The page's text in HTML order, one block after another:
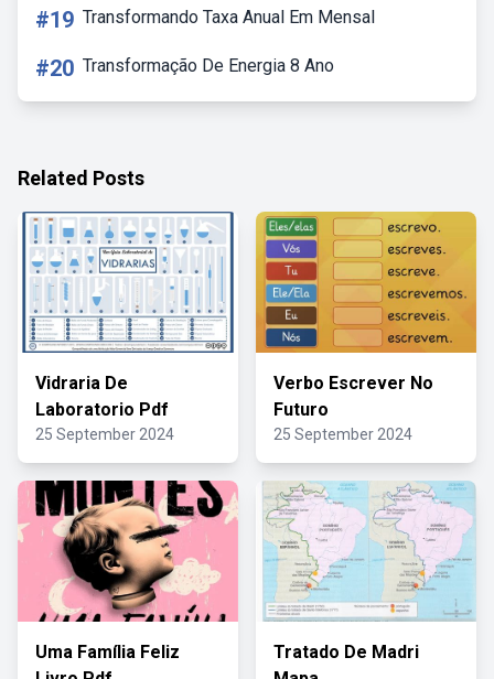
#19 Transformando Taxa Anual Em Mensal
#20 Transformação De Energia 8 Ano
Related Posts
Vidraria De
Laboratorio Pdf
25 September 2024
Verbo Escrever No
Futuro
25 September 2024
Uma Família Feliz
Tratado De Madri